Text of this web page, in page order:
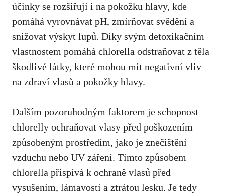
účinky se rozšiřují i na pokožku hlavy, kde
pomáhá vyrovnávat pH, zmírňovat svědění a
snižovat výskyt lupů. Díky svým detoxikačním
vlastnostem pomáhá chlorella odstraňovat z těla
škodlivé látky, které mohou mít negativní vliv
na zdraví vlasů a pokožky hlavy.
Dalším pozoruhodným faktorem je schopnost
chlorelly ochraňovat vlasy před poškozením
způsobeným prostředím, jako je znečištění
vzduchu nebo UV záření. Tímto způsobem
chlorella přispívá k ochraně vlasů před
vysušením, lámavostí a ztrátou lesku. Je tedy